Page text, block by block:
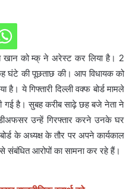
खान को म्क् ने अरेस्ट कर लिया है। 2
घंटे की पूछताछ की। आप विधायक को
ये गिफ्तारी दिल्ली वक्फ बोर्ड मामले
गई है। सुबह करीब साढ़े छह बजे नेता ने
उन्हें गिरफ्तार करने उनके घर
के अध्यक्ष के तौर पर अपने कार्यकाल
संबंधित आरोपों का सामना कर रहे हैं।